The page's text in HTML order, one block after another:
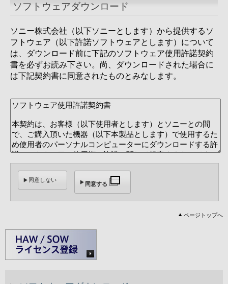
ソフトウェアダウンロード
ソニー株式会社（以下ソニーとします）から提供するソ
フトウェア（以下許諾ソフトウェアとします）について
は、ダウンロード前に下記のソフトウェア使用許諾契約
書を必ずお読み下さい。尚、ダウンロードされた場合に
は下記契約書に同意されたものとみなします。
同意しない
同意する
ページトップへ